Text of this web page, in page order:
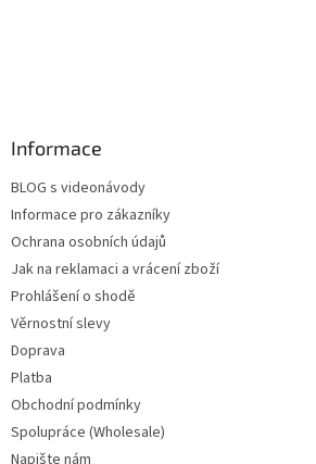
Informace
BLOG s videonávody
Informace pro zákazníky
Ochrana osobních údajů
Jak na reklamaci a vrácení zboží
Prohlášení o shodě
Věrnostní slevy
Doprava
Platba
Obchodní podmínky
Spolupráce (Wholesale)
Napište nám